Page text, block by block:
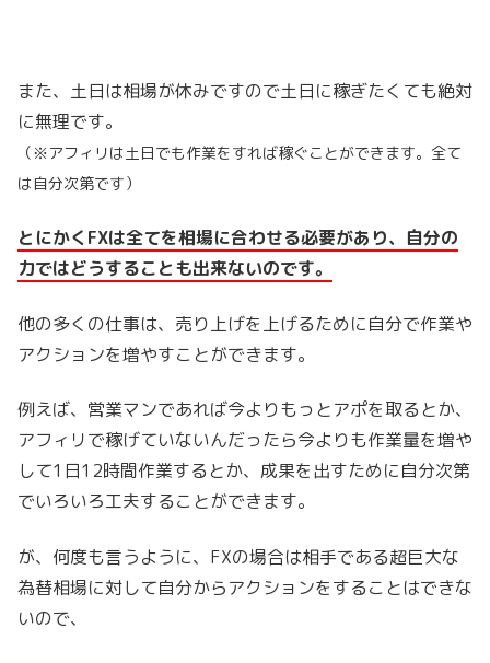
また、土日は相場が休みですので土日に稼ぎたくても絶対
に無理です。
（※アフィリは土日でも作業をすれば稼ぐことができます。全て
は自分次第です）
とにかくFXは全てを相場に合わせる必要があり、自分の
力ではどうすることも出来ないのです。
他の多くの仕事は、売り上げを上げるために自分で作業や
アクションを増やすことができます。
例えば、営業マンであれば今よりもっとアポを取るとか、
アフィリで稼げていないんだったら今よりも作業量を増や
して1日12時間作業するとか、成果を出すために自分次第
でいろいろ工夫することができます。
が、何度も言うように、FXの場合は相手である超巨大な
為替相場に対して自分からアクションをすることはできな
いので、